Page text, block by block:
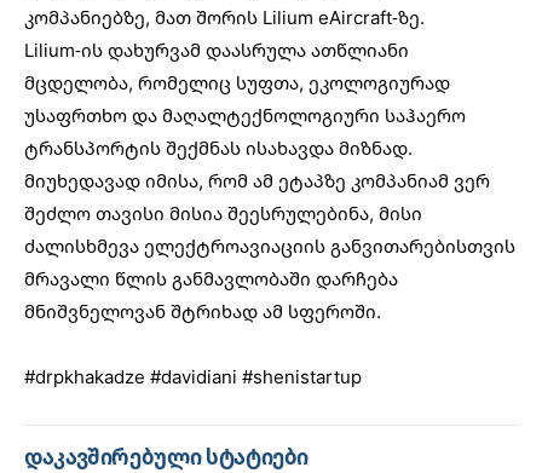
კომპანიებზე, მათ შორის Lilium eAircraft-ზე.
Lilium-ის დახურვამ დაასრულა ათწლიანი
მცდელობა, რომელიც სუფთა, ეკოლოგიურად
უსაფრთხო და მაღალტექნოლოგიური საჰაერო
ტრანსპორტის შექმნას ისახავდა მიზნად.
მიუხედავად იმისა, რომ ამ ეტაპზე კომპანიამ ვერ
შეძლო თავისი მისია შეესრულებინა, მისი
ძალისხმევა ელექტროავიაციის განვითარებისთვის
მრავალი წლის განმავლობაში დარჩება
მნიშვნელოვან შტრიხად ამ სფეროში.
#drpkhakadze #davidiani #shenistartup
დაკავშირებული სტატიები